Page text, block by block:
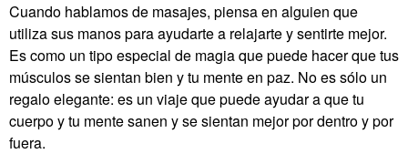
Cuando hablamos de masajes, piensa en alguien que
utiliza sus manos para ayudarte a relajarte y sentirte mejor.
Es como un tipo especial de magia que puede hacer que tus
músculos se sientan bien y tu mente en paz. No es sólo un
regalo elegante: es un viaje que puede ayudar a que tu
cuerpo y tu mente sanen y se sientan mejor por dentro y por
fuera.